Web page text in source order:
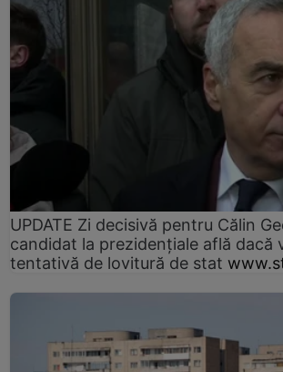
UPDATE Zi decisivă pentru Călin
candidat la prezidențiale află dacă
tentativă de lovitură de stat